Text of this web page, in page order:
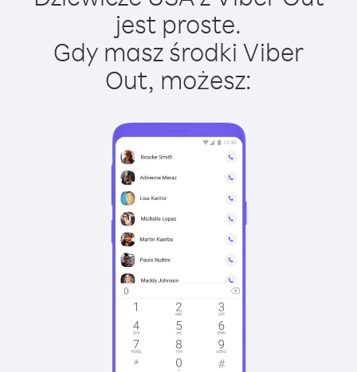
jest proste.
Gdy masz środki Viber
Out, możesz: